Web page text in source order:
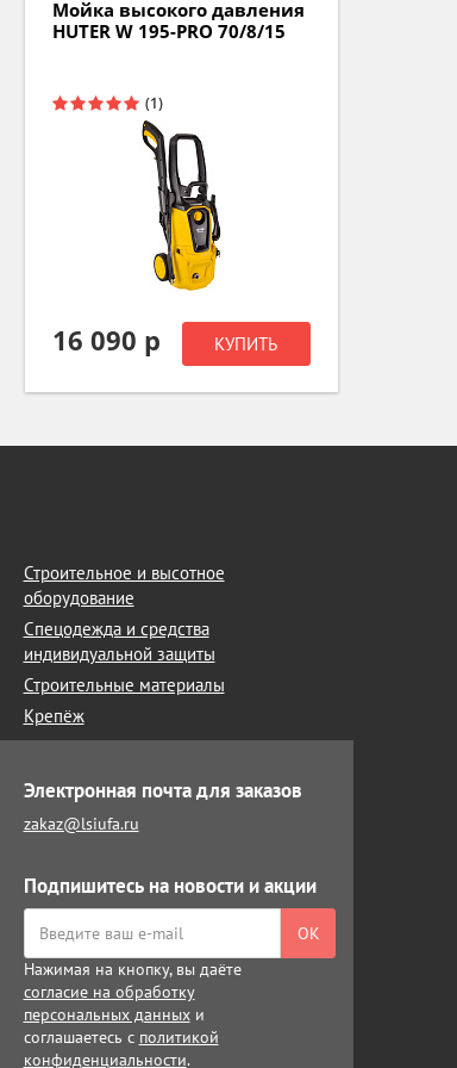
Мойка высокого давления
HUTER W 135-AR 70/8/9
10 290 р КУПИТЬ
Строительное и высотное
оборудование
Спецодежда и средства
индивидуальной защиты
Строительные материалы
Крепёж
Электронная почта для заказов
zakaz@lsiufa.ru
Подпишитесь на новости и акции
ОК
Нажимая на кнопку, вы даёте
согласие на обработку
персональных данныхи
соглашаетесь с политикой
конфиденциальности.